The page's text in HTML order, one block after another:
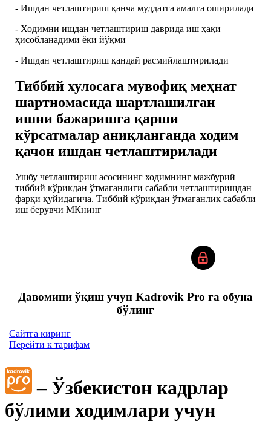
- Ишдан четлаштириш қанча муддатга амалга оширилади
- Ходимни ишдан четлаштириш даврида иш ҳақи
ҳисобланадими ёки йўқми
- Ишдан четлаштириш қандай расмийлаштирилади
Тиббий хулосага мувофиқ меҳнат
шартномасида шартлашилган
ишни бажаришга қарши
кўрсатмалар аниқланганда ходим
қачон ишдан четлаштирилади
Ушбу четлаштириш асосининг ходимнинг мажбурий
тиббий кўрикдан ўтмаганлиги сабабли четлаштиришдан
фарқи қуйидагича. Тиббий кўрикдан ўтмаганлик сабабли
иш берувчи МКнинг
Давомини ўқиш учун Kadrovik Pro га обуна
бўлинг
Сайтга киринг
Перейти к тарифам
– Ўзбекистон кадрлар
бўлими ходимлари учун